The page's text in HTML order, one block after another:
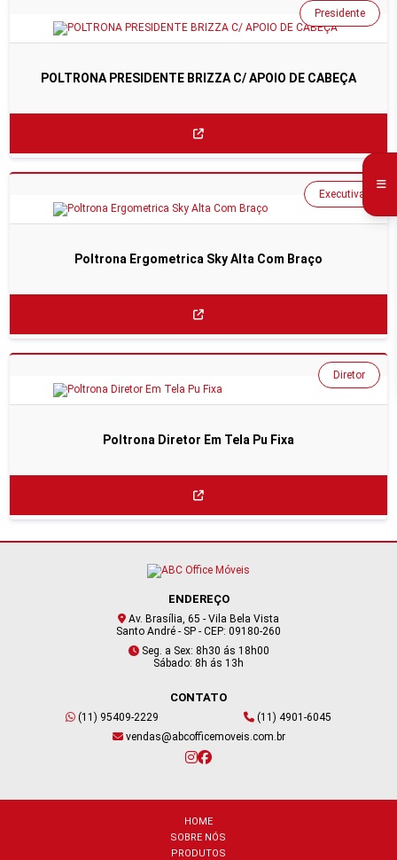
POLTRONA PRESIDENTE BRIZZA C/ APOIO DE CABEÇA
Presidente
Poltrona Ergometrica Sky Alta Com Braço
Executiva
Poltrona Diretor Em Tela Pu Fixa
Diretor
ENDEREÇO
Av. Brasília, 65 - Vila Bela Vista
Santo André - SP - CEP: 09180-260
Seg. a Sex: 8h30 ás 18h00
Sábado: 8h ás 13h
CONTATO
(11) 95409-2229
(11) 4901-6045
vendas@abcofficemoveis.com.br
HOME
SOBRE NÓS
PRODUTOS